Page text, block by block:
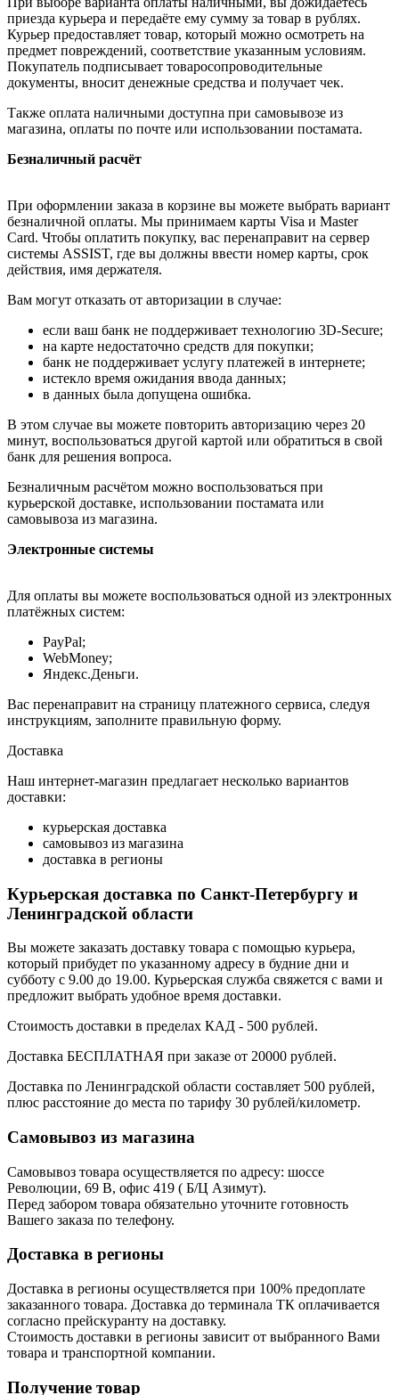
приезда курьера и передаёте ему сумму за товар в рублях.
Курьер предоставляет товар, который можно осмотреть на
предмет повреждений, соответствие указанным условиям.
Покупатель подписывает товаросопроводительные
документы, вносит денежные средства и получает чек.
Также оплата наличными доступна при самовывозе из
магазина, оплаты по почте или использовании постамата.
Безналичный расчёт
При оформлении заказа в корзине вы можете выбрать вариант
безналичной оплаты. Мы принимаем карты Visa и Master
Card. Чтобы оплатить покупку, вас перенаправит на сервер
системы ASSIST, где вы должны ввести номер карты, срок
действия, имя держателя.
Вам могут отказать от авторизации в случае:
если ваш банк не поддерживает технологию 3D-Secure;
на карте недостаточно средств для покупки;
банк не поддерживает услугу платежей в интернете;
истекло время ожидания ввода данных;
в данных была допущена ошибка.
В этом случае вы можете повторить авторизацию через 20
минут, воспользоваться другой картой или обратиться в свой
банк для решения вопроса.
Безналичным расчётом можно воспользоваться при
курьерской доставке, использовании постамата или
самовывоза из магазина.
Электронные системы
Для оплаты вы можете воспользоваться одной из электронных
платёжных систем:
PayPal;
WebMoney;
Яндекс.Деньги.
Вас перенаправит на страницу платежного сервиса, следуя
инструкциям, заполните правильную форму.
Доставка
Наш интернет-магазин предлагает несколько вариантов
доставки:
курьерская доставка
самовывоз из магазина
доставка в регионы
Курьерская доставка по Санкт-Петербургу и
Ленинградской области
Вы можете заказать доставку товара с помощью курьера,
который прибудет по указанному адресу в будние дни и
субботу с 9.00 до 19.00. Курьерская служба свяжется с вами и
предложит выбрать удобное время доставки.
Стоимость доставки в пределах КАД - 500 рублей.
Доставка БЕСПЛАТНАЯ при заказе от 20000 рублей.
Доставка по Ленинградской области составляет 500 рублей,
плюс расстояние до места по тарифу 30 рублей/километр.
Самовывоз из магазина
Самовывоз товара осуществляется по адресу: шоссе
Революции, 69 В, офис 419 ( Б/Ц Азимут).
Перед забором товара обязательно уточните готовность
Вашего заказа по телефону.
Доставка в регионы
Доставка в регионы осуществляется при 100% предоплате
заказанного товара. Доставка до терминала ТК оплачивается
согласно прейскуранту на доставку.
Стоимость доставки в регионы зависит от выбранного Вами
товара и транспортной компании.
Получение товар